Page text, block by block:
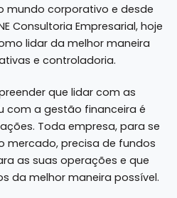
mundo corporativo e desde
Consultoria Empresarial, hoje
lidar da melhor maneira
e controladoria.
que lidar com as
com a gestão financeira é
Toda empresa, para se
mercado, precisa de fundos
as suas operações e que
da melhor maneira possível.